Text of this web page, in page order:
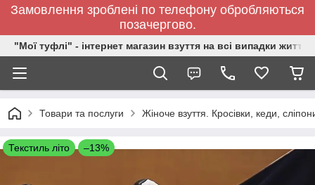
Замовлення зроблені по телефону обробляються
позачергово.
"Мої туфлі" - інтернет магазин взуття на всі випадки життя.
Товари та послуги Жіноче взуття. Кросівки, кеди,
Текстиль літо –13%